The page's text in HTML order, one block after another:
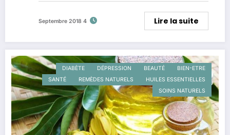
Lire la suite
4 Septembre 2018
BIEN-ETRE
BEAUTÉ
DÉPRESSION
DIABÈTE
HUILES ESSENTIELLES
REMÈDES NATURELS
SANTÉ
SOINS NATURELS